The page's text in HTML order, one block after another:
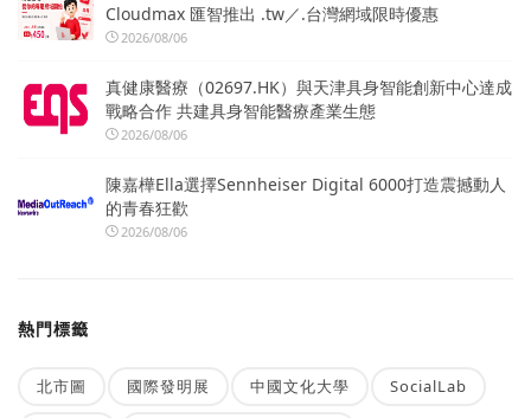
Cloudmax 匯智推出 .tw／.台灣網域限時優惠
2026/08/06
真健康醫療（02697.HK）與天津具身智能創新中心達成
戰略合作 共建具身智能醫療產業生態
2026/08/06
陳嘉樺Ella選擇Sennheiser Digital 6000打造震撼動人
的青春狂歡
2026/08/06
熱門標籤
北市圖 國際發明展 中國文化大學 SocialLab